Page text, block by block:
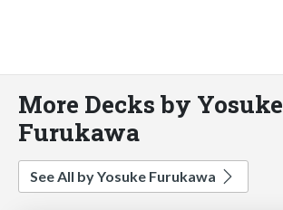
More Decks by Yosuke
Furukawa
See All by Yosuke Furukawa